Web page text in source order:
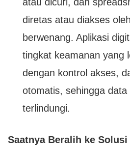
diretas atau diakses
berwenang. Aplikasi
tingkat keamanan yang
dengan kontrol akses,
otomatis, sehingga
terlindungi.
Saatnya Beralih ke Solusi